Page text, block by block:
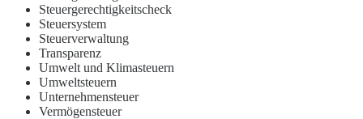
Steuergerechtigkeitscheck
Steuersystem
Steuerverwaltung
Transparenz
Umwelt und Klimasteuern
Umweltsteuern
Unternehmensteuer
Vermögensteuer